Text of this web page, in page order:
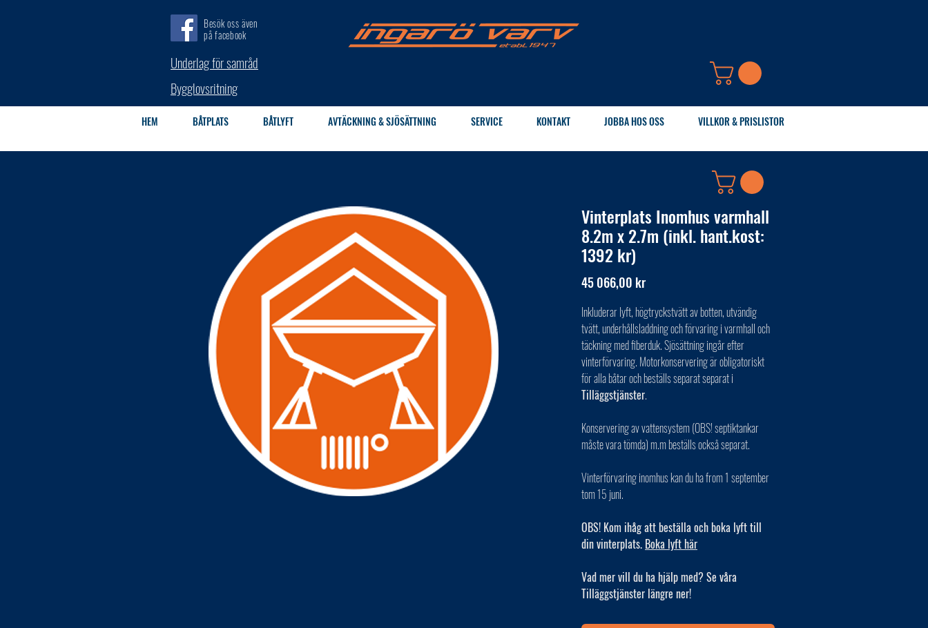
Besök oss även
på facebook
Underlag för samråd
Bygglovsritning
HEM BÅTPLATS BÅTLYFT AVTÄCKNING & SJÖSÄTTNING SERVICE KONTAKT JOBBA HOS OSS VILLKOR & PRISLISTOR
Vinterplats Inomhus varmhall
8.2m x 2.7m (inkl. hant.kost:
1392 kr)
45 066,00 krPris
Inkluderar lyft, högtryckstvätt av botten, utvändig
tvätt, underhållsladdning och förvaring i varmhall och
täckning med fiberduk. Sjösättning ingår efter
vinterförvaring. Motorkonservering är obligatoriskt
för alla båtar och beställs separat separat i
Tilläggstjänster.
Konservering av vattensystem (OBS! septiktankar
måste vara tömda) m.m beställs också separat.
Vinterförvaring inomhus kan du ha from 1 september
tom 15 juni.
OBS! Kom ihåg att beställa och boka lyft till
din vinterplats. Boka lyft här
Vad mer vill du ha hjälp med? Se våra
Tilläggstjänster längre ner!